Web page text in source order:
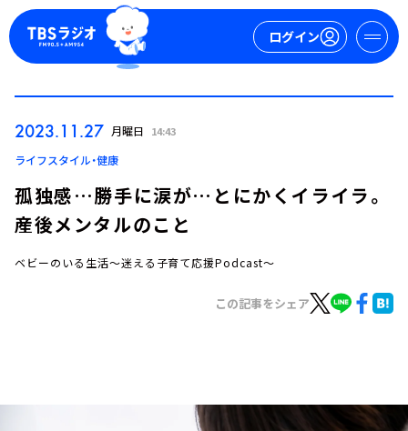
ログイン
ログイン
2023.11.27 月曜日 14:43
ライフスタイル・健康
孤独感…勝手に涙が…とにかくイライラ。
産後メンタルのこと
ベビーのいる生活～迷える子育て応援Podcast～
この記事をシェア